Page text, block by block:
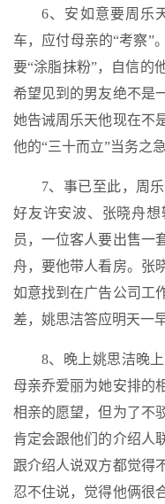
6、安如意要周乐
车，应付母亲的“考察”
要“涂脂抹粉”，自信的
希望见到的男友绝不是
她告诫周乐天他现在不
他的“三十而立”当务之
7、事已至此，周
好友许安波、张晓舟
员，一位客人要出售一
舟，要他带人看房。张
如意找到在广告公司工
差，姚思洁答应明天一
8、晚上姚思洁晚
母亲乔爱丽为她安排的
相亲的愿望，但为了不
肯定会跟他们的介绍人
跟介绍人说双方都觉得
忍不住说，觉得他俩很